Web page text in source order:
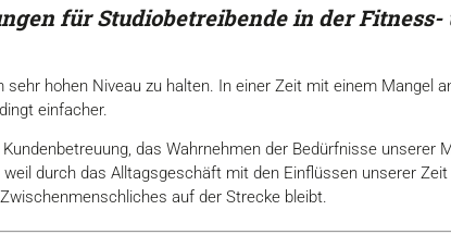
für Studiobetreibende in der Fitness-
hohen Niveau zu halten. In einer Zeit mit einem Mangel
einfacher.
das Wahrnehmen der Bedürfnisse unserer
durch das Alltagsgeschäft mit den Einflüssen unserer Zeit
auf der Strecke bleibt.